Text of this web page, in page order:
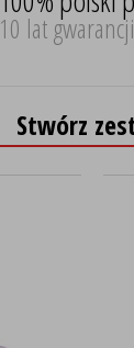
10 lat
Stwórz